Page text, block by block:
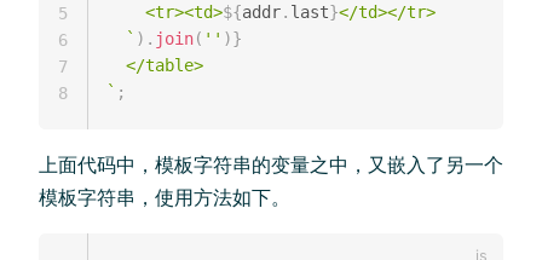
    <tr><td>
${addr. last}</td></tr>
` ) . join( '' )}
` ;
5
6
7
8
上面代码中，模板字符串的变量之中，又嵌入了另一个
模板字符串，使用方法如下。